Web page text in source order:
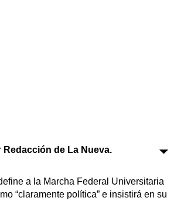
Redacción de La Nueva.
a la Marcha Federal Universitaria
“claramente política” e insistirá en su